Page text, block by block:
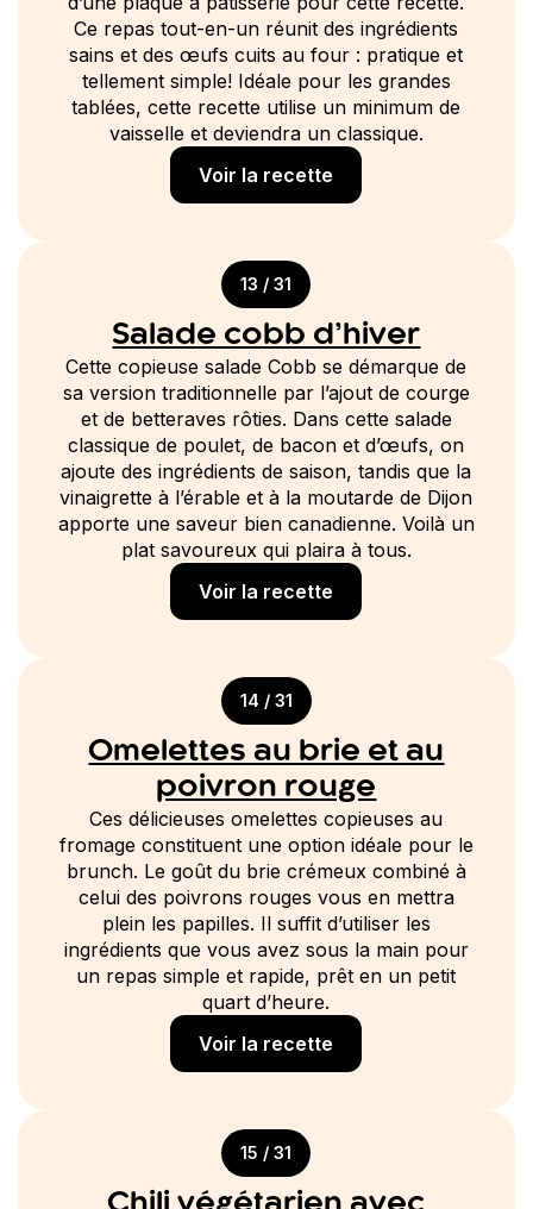
Ce repas tout-en-un réunit des ingrédients
sains et des œufs cuits au four : pratique et
tellement simple! Idéale pour les grandes
tablées, cette recette utilise un minimum de
vaisselle et deviendra un classique.
Voir la recette
13 / 31
Salade cobb d’hiver
Cette copieuse salade Cobb se démarque de
sa version traditionnelle par l’ajout de courge
et de betteraves rôties. Dans cette salade
classique de poulet, de bacon et d’œufs, on
ajoute des ingrédients de saison, tandis que la
vinaigrette à l’érable et à la moutarde de Dijon
apporte une saveur bien canadienne. Voilà un
plat savoureux qui plaira à tous.
Voir la recette
14 / 31
Omelettes au brie et au
poivron rouge
Ces délicieuses omelettes copieuses au
fromage constituent une option idéale pour le
brunch. Le goût du brie crémeux combiné à
celui des poivrons rouges vous en mettra
plein les papilles. Il suffit d’utiliser les
ingrédients que vous avez sous la main pour
un repas simple et rapide, prêt en un petit
quart d’heure.
Voir la recette
15 / 31